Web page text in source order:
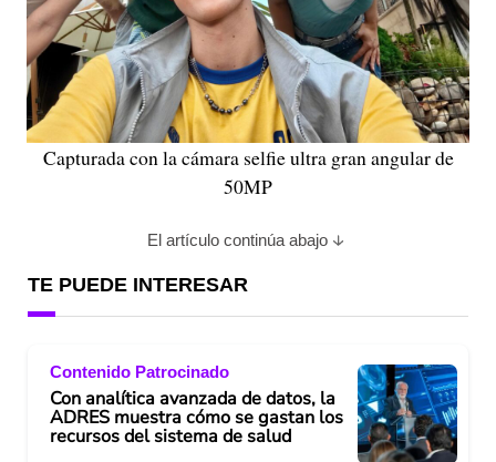
Capturada con la cámara selfie ultra gran angular de
50MP
El artículo continúa abajo
TE PUEDE INTERESAR
Contenido Patrocinado
Con analítica avanzada de datos, la
ADRES muestra cómo se gastan los
recursos del sistema de salud